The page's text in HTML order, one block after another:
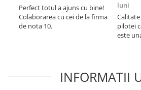
Perfect totul a ajuns cu bine!
Colaborarea cu cei de la firma
de nota 10.
luni
pilotei
este
INFORMATII